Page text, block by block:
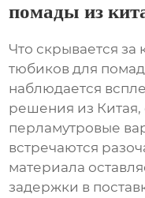
помады из
Что скрывается
тюбиков для
наблюдается
решения из Китая
перламутровые
встречаются
материала
задержки в